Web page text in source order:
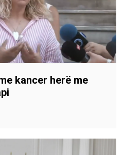
kancer herë me